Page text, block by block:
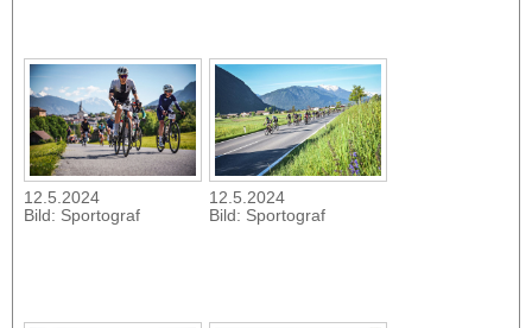
12.5.2024
Bild: Sportograf
12.5.2024
Bild: Sportograf